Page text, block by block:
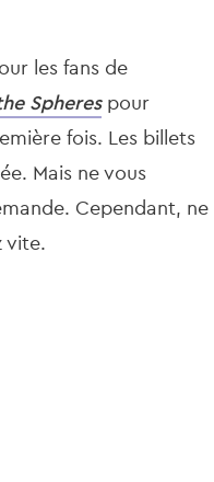
les fans de
Spherespour
fois. Les billets
Mais ne vous
Cependant, ne
vite.